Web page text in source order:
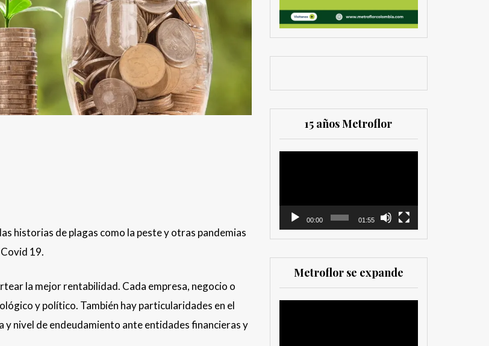
historias de plagas como la peste y otras pandemias
19.
la mejor rentabilidad. Cada empresa, negocio o
y político. También hay particularidades en el
nivel de endeudamiento ante entidades financieras y
15 años Metroflor
00:00 01:55
Metroflor se expande